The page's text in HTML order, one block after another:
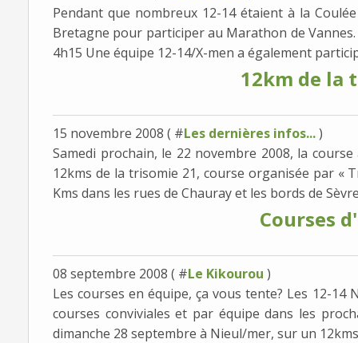
Pendant que nombreux 12-14 étaient à la
Bretagne pour participer au Marathon de
4h15 Une équipe 12-14/X-men a également
12km de la
15 novembre 2008 ( #Les dernières infos...)
Samedi prochain, le 22 novembre 2008, la
12kms de la trisomie 21, course organisée par «
Kms dans les rues de Chauray et les bords de
Courses
08 septembre 2008 ( #Le Kikourou )
Les courses en équipe, ça vous tente? Les 12-
courses conviviales et par équipe dans les
dimanche 28 septembre à Nieul/mer, sur un